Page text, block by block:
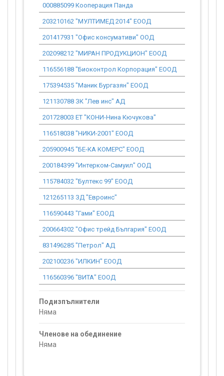
000885099 Кооперация Панда
203210162 "МУЛТИМЕД 2014" ЕООД
201417931 "Офис консумативи" ООД
202098212 "МИРАН ПРОДУКЦИОН" ЕООД
116556188 "Биоконтрол Корпорация" ЕООД
175394535 "Маник Бургазян" ЕООД
121130788 ЗК "Лев инс" АД
201728003 ЕТ "КОНИ-Нина Кючукова"
116518038 "НИКИ-2001" ЕООД
205900945 "БЕ-КА КОМЕРС" ЕООД
200184399 "Интерком-Самуил" ООД
115784032 "Бултекс 99" ЕООД
121265113 ЗД "Евроинс"
116590443 "Гами" ЕООД
200664302 "Офис трейд България" ЕООД
831496285 "Петрол" АД
202100236 "ИЛКИН" ЕООД
116560396 "ВИТА" ЕООД
Подизпълнители
Няма
Членове на обединение
Няма